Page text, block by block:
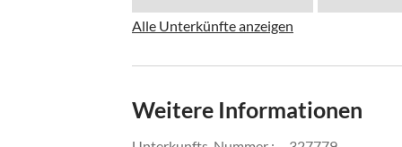
Alle Unterkünfte anzeigen
Weitere Informationen